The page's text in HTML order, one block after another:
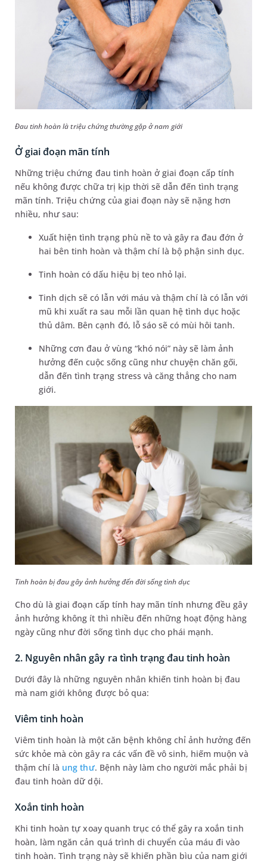
Đau tinh hoàn là triệu chứng thường gặp ở nam giới
Ở giai đoạn mãn tính
Những triệu chứng đau tinh hoàn ở giai đoạn cấp tính
nếu không được chữa trị kịp thời sẽ dẫn đến tình trạng
mãn tính. Triệu chứng của giai đoạn này sẽ nặng hơn
nhiều, như sau:
Xuất hiện tình trạng phù nề to và gây ra đau đớn ở
hai bên tinh hoàn và thậm chí là bộ phận sinh dục.
Tinh hoàn có dấu hiệu bị teo nhỏ lại.
Tinh dịch sẽ có lẫn với máu và thậm chí là có lẫn với
mũ khi xuất ra sau mỗi lần quan hệ tình dục hoặc
thủ dâm. Bên cạnh đó, lỗ sáo sẽ có mùi hôi tanh.
Những cơn đau ở vùng “khó nói” này sẽ làm ảnh
hưởng đến cuộc sống cũng như chuyện chăn gối,
dẫn đến tình trạng stress và căng thẳng cho nam
giới.
Tinh hoàn bị đau gây ảnh hưởng đến đời sống tình dục
Cho dù là giai đoạn cấp tính hay mãn tính nhưng đều gây
ảnh hưởng không ít thì nhiều đến những hoạt động hàng
ngày cũng như đời sống tình dục cho phái mạnh.
2. Nguyên nhân gây ra tình trạng đau tinh hoàn
Dưới đây là những nguyên nhân khiến tinh hoàn bị đau
mà nam giới không được bỏ qua:
Viêm tinh hoàn
Viêm tinh hoàn là một căn bệnh không chỉ ảnh hưởng đến
sức khỏe mà còn gây ra các vấn đề vô sinh, hiếm muộn và
thậm chí là ung thư. Bệnh này làm cho người mắc phải bị
đau tinh hoàn dữ dội.
Xoắn tinh hoàn
Khi tinh hoàn tự xoay quanh trục có thể gây ra xoắn tinh
hoàn, làm ngăn cản quá trình di chuyển của máu đi vào
tinh hoàn. Tình trạng này sẽ khiến phần bìu của nam giới